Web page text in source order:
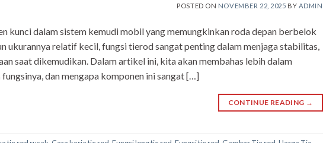
POSTED ON NOVEMBER 22, 2025 BY ADMIN
kunci dalam sistem kemudi mobil yang memungkinkan roda depan berbelok
ukurannya relatif kecil, fungsi tierod sangat penting dalam menjaga stabilitas,
saat dikemudikan. Dalam artikel ini, kita akan membahas lebih dalam
dan mengapa komponen ini sangat […]
CONTINUE READING →